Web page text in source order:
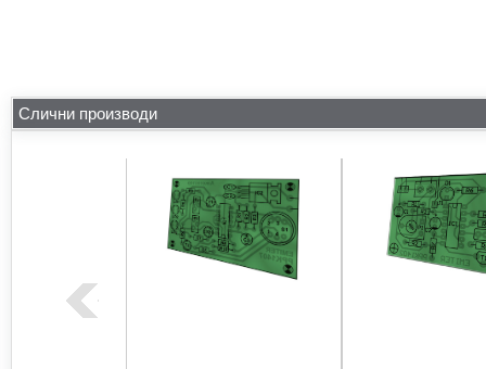
Слични производи